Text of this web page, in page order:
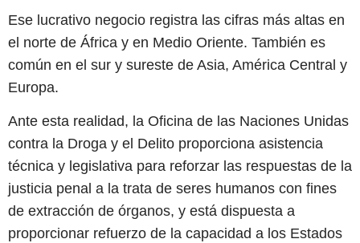
Ese lucrativo negocio registra las cifras más altas en
el norte de África y en Medio Oriente. También es
común en el sur y sureste de Asia, América Central y
Europa.
Ante esta realidad, la Oficina de las Naciones Unidas
contra la Droga y el Delito proporciona asistencia
técnica y legislativa para reforzar las respuestas de la
justicia penal a la trata de seres humanos con fines
de extracción de órganos, y está dispuesta a
proporcionar refuerzo de la capacidad a los Estados